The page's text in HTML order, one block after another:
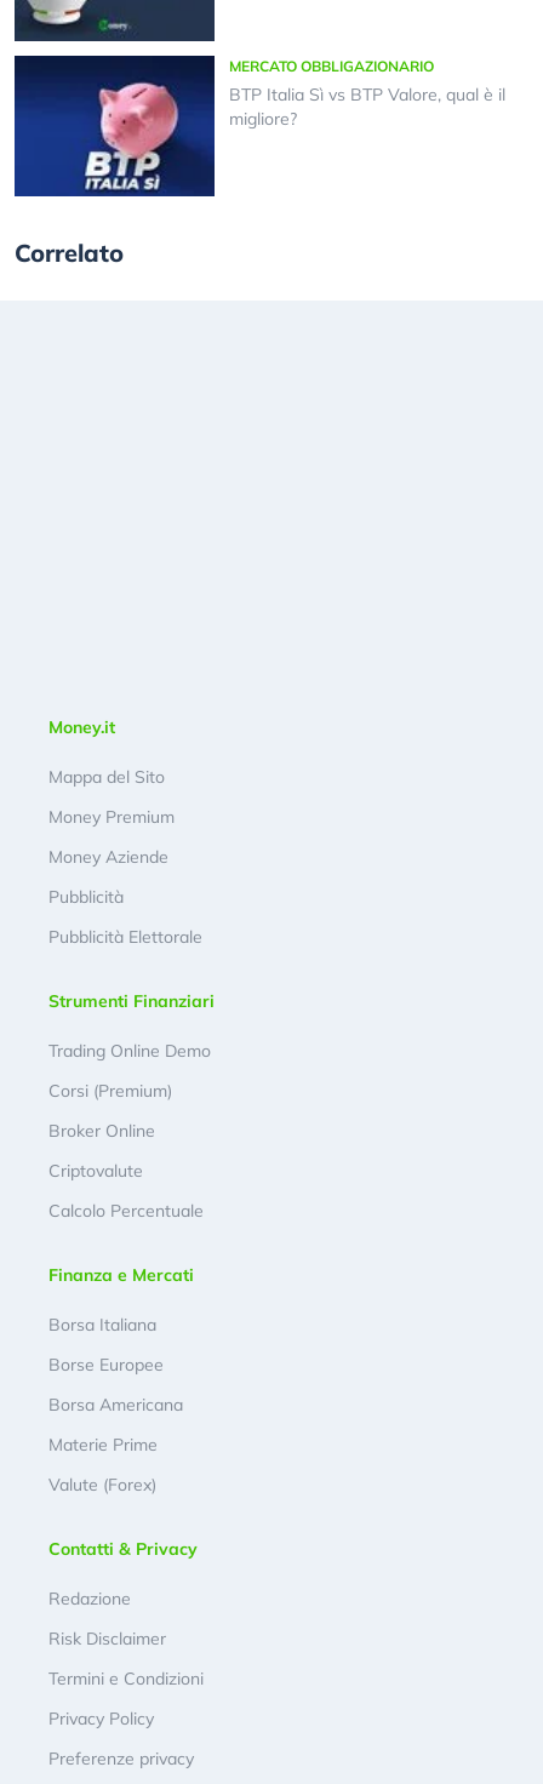
MERCATO OBBLIGAZIONARIO
BTP Italia Sì vs BTP Valore, qual è il
migliore?
Correlato
Money.it
Mappa del Sito
Money Premium
Money Aziende
Pubblicità
Pubblicità Elettorale
Strumenti Finanziari
Trading Online Demo
Corsi (Premium)
Broker Online
Criptovalute
Calcolo Percentuale
Finanza e Mercati
Borsa Italiana
Borse Europee
Borsa Americana
Materie Prime
Valute (Forex)
Contatti & Privacy
Redazione
Risk Disclaimer
Termini e Condizioni
Privacy Policy
Preferenze privacy